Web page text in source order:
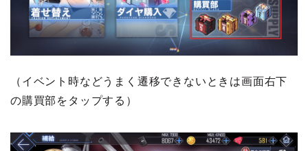
（イベント時などうまく遷移できないときは画面右下
の購買部をタップする）